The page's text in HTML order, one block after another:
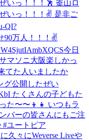
いっ！！！🕺 釜山ロ
いっ！！！✌️ 是非ご
QI?
90万人！！！✌️
今日
マソニ大阪楽しかっ
てた人いましたか
グ公開したぜい
たくさんの子どもた
た〜〜👦👧 いつもラ
バーの皆さんにもご注
#ユートピア
久々にWeverse Liveや